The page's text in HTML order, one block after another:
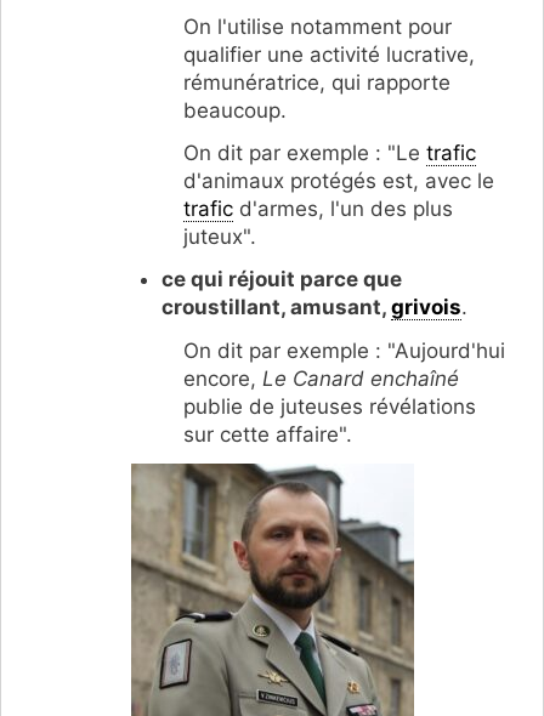
On l'utilise notamment pour
qualifier une activité lucrative,
rémunératrice, qui rapporte
beaucoup.
On dit par exemple : "Le trafic
d'animaux protégés est, avec le
trafic d'armes, l'un des plus
juteux".
ce qui réjouit parce que
croustillant, amusant, grivois.
On dit par exemple : "Aujourd'hui
encore, Le Canard enchaîné
publie de juteuses révélations
sur cette affaire".